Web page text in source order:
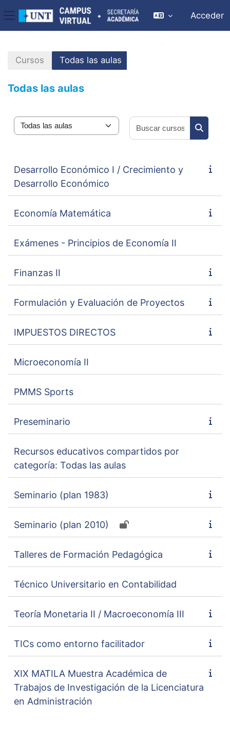
Panel lateral
Acceder
Cursos Todas las aulas
Todas las aulas
Categorías
Buscar
Desarrollo Económico I / Crecimiento y
Desarrollo Económico
Economía Matemática
Exámenes - Principios de Economía II
Finanzas II
Formulación y Evaluación de Proyectos
IMPUESTOS DIRECTOS
Microeconomía II
PMMS Sports
Preseminario
Recursos educativos compartidos por
categoría: Todas las aulas
Seminario (plan 1983)
Seminario (plan 2010)
Talleres de Formación Pedagógica
Técnico Universitario en Contabilidad
Teoría Monetaria II / Macroeconomía III
TICs como entorno facilitador
XIX MATILA Muestra Académica de
Trabajos de Investigación de la Licenciatura
en Administración